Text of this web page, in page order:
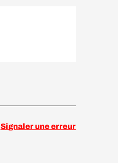
Signaler une erreur